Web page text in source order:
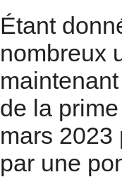
Étant
nombreux
de la
mars 2023
par une